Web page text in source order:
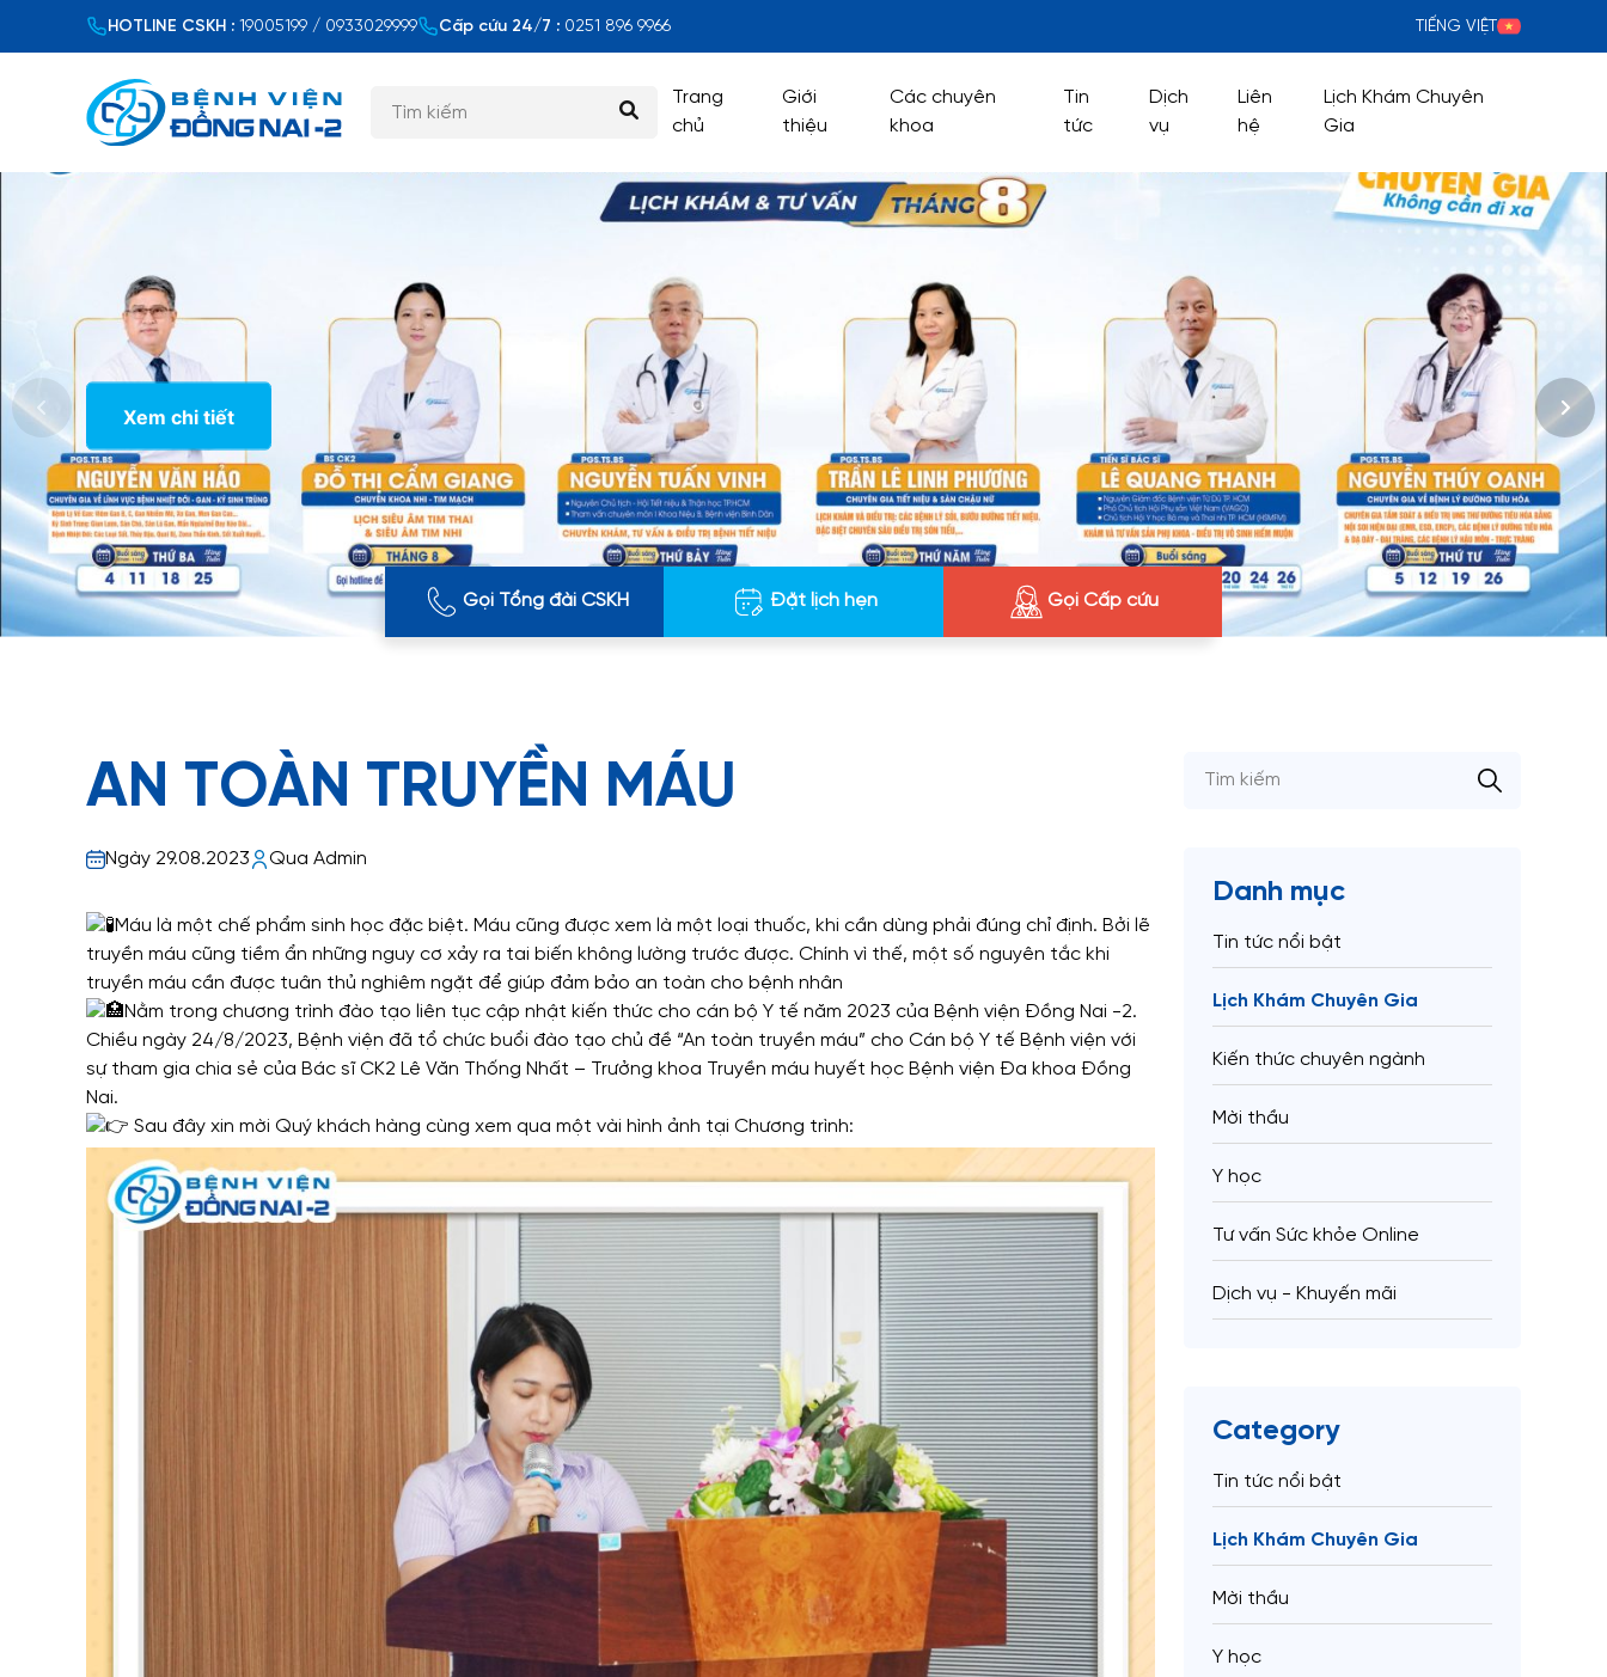
HOTLINE CSKH : 19005199 / 0933029999 Cấp cứu 24/7 : 0251 896 9966 TIẾNG VIỆT
Trang
chủ
Giới
thiệu
Các chuyên
khoa
Tin
tức
Dịch
vụ
Liên
hệ
Lịch Khám Chuyên
Gia
Xem chi tiết
Gọi Tổng đài CSKH Đặt lịch hẹn Gọi Cấp cứu
AN TOÀN TRUYỀN MÁU
Ngày 29.08.2023 Qua Admin
Máu là một chế phẩm sinh học đặc biệt. Máu cũng được xem là một loại thuốc, khi cần dùng phải đúng chỉ định. Bởi lẽ
truyền máu cũng tiềm ẩn những nguy cơ xảy ra tai biến không lường trước được. Chính vì thế, một số nguyên tắc khi
truyền máu cần được tuân thủ nghiêm ngặt để giúp đảm bảo an toàn cho bệnh nhân
Nằm trong chương trình đào tạo liên tục cập nhật kiến thức cho cán bộ Y tế năm 2023 của Bệnh viện Đồng Nai -2.
Chiều ngày 24/8/2023, Bệnh viện đã tổ chức buổi đào tạo chủ đề “An toàn truyền máu” cho Cán bộ Y tế Bệnh viện với
sự tham gia chia sẻ của Bác sĩ CK2 Lê Văn Thống Nhất – Trưởng khoa Truyền máu huyết học Bệnh viện Đa khoa Đồng
Nai.
Sau đây xin mời Quý khách hàng cùng xem qua một vài hình ảnh tại Chương trình:
Danh mục
Tin tức nổi bật
Lịch Khám Chuyên Gia
Kiến thức chuyên ngành
Mời thầu
Y học
Tư vấn Sức khỏe Online
Dịch vụ - Khuyến mãi
Category
Tin tức nổi bật
Lịch Khám Chuyên Gia
Mời thầu
Y học